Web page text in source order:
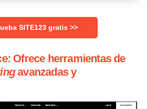
SITE123 gratis >>
Ofrece herramientas de
avanzadas y